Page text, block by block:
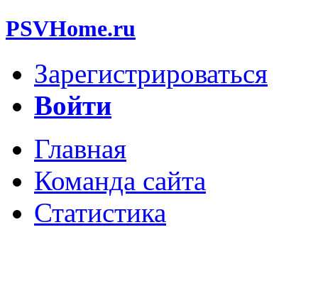
PSVHome.ru
Зарегистрироваться
Войти
Главная
Команда сайта
Статистика